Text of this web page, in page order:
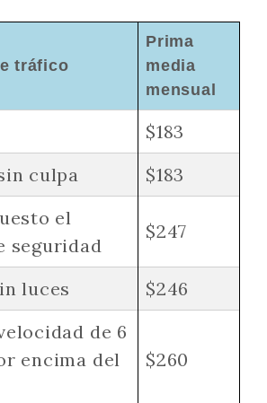
tráfico
Prima
media
mensual
$183
culpa
$183
el
seguridad
$247
luces
$246
de 6
encima del
$260